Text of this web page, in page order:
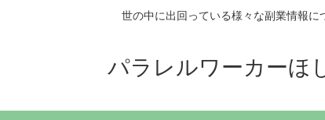
世の中に出回っている様々な副業情報
パラレルワーカーほ